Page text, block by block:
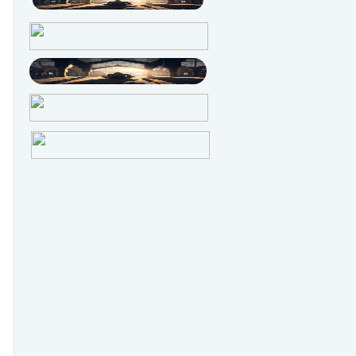
Oktober4
September1
Juni1
Mei2
April
Maret13
Februari
Januari13